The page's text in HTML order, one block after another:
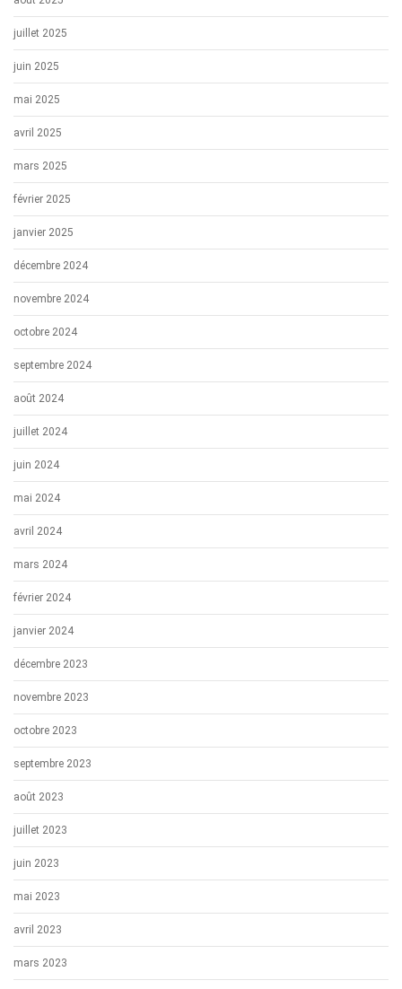
juillet 2025
juin 2025
mai 2025
avril 2025
mars 2025
février 2025
janvier 2025
décembre 2024
novembre 2024
octobre 2024
septembre 2024
août 2024
juillet 2024
juin 2024
mai 2024
avril 2024
mars 2024
février 2024
janvier 2024
décembre 2023
novembre 2023
octobre 2023
septembre 2023
août 2023
juillet 2023
juin 2023
mai 2023
avril 2023
mars 2023